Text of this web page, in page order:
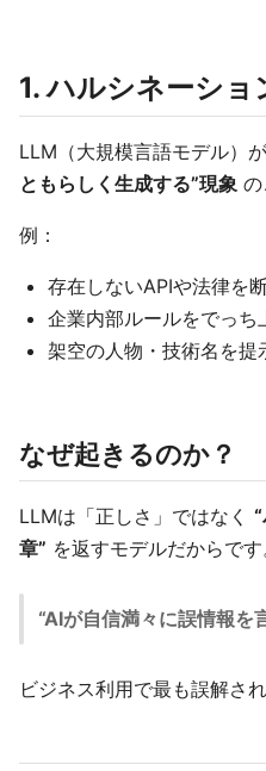
1. ハルシネーショ
LLM（大規模言語モデル）が
ともらしく生成する”現象 の
例：
存在しないAPIや法律を
企業内部ルールをでっち
架空の人物・技術名を提
なぜ起きるのか？
LLMは「正しさ」ではなく
章” を返すモデルだからです
“AIが自信満々に誤情報を
ビジネス利用で最も誤解さ